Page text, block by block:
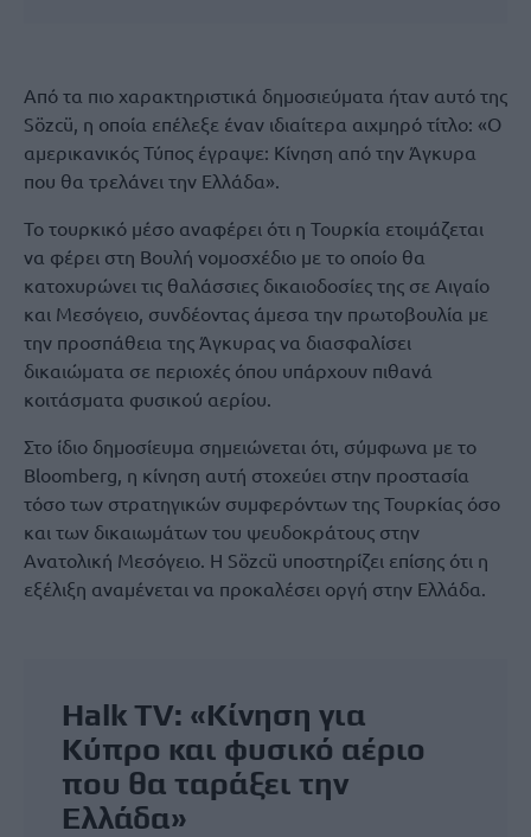
Από τα πιο χαρακτηριστικά δημοσιεύματα ήταν αυτό της
Sözcü, η οποία επέλεξε έναν ιδιαίτερα αιχμηρό τίτλο: «Ο
αμερικανικός Τύπος έγραψε: Κίνηση από την Άγκυρα
που θα τρελάνει την Ελλάδα».
Το τουρκικό μέσο αναφέρει ότι η Τουρκία ετοιμάζεται
να φέρει στη Βουλή νομοσχέδιο με το οποίο θα
κατοχυρώνει τις θαλάσσιες δικαιοδοσίες της σε Αιγαίο
και Μεσόγειο, συνδέοντας άμεσα την πρωτοβουλία με
την προσπάθεια της Άγκυρας να διασφαλίσει
δικαιώματα σε περιοχές όπου υπάρχουν πιθανά
κοιτάσματα φυσικού αερίου.
Στο ίδιο δημοσίευμα σημειώνεται ότι, σύμφωνα με το
Bloomberg, η κίνηση αυτή στοχεύει στην προστασία
τόσο των στρατηγικών συμφερόντων της Τουρκίας όσο
και των δικαιωμάτων του ψευδοκράτους στην
Ανατολική Μεσόγειο. Η Sözcü υποστηρίζει επίσης ότι η
εξέλιξη αναμένεται να προκαλέσει οργή στην Ελλάδα.
Halk TV: «Κίνηση για
Κύπρο και φυσικό αέριο
που θα ταράξει την
Ελλάδα»